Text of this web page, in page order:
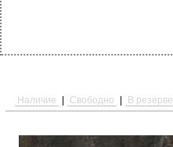
Наличие Свободно В резерве